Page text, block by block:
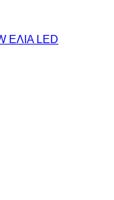
EΛΙΑ LED